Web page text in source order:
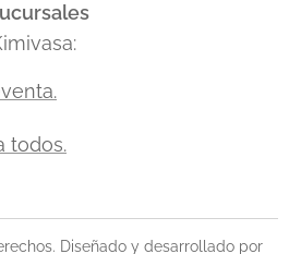
todos.
Diseñado y desarrollado por